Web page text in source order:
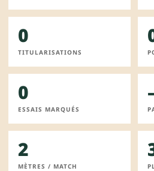
0
TITULARISATIONS
0
ESSAIS MARQUÉS
2
MÈTRES / MATCH